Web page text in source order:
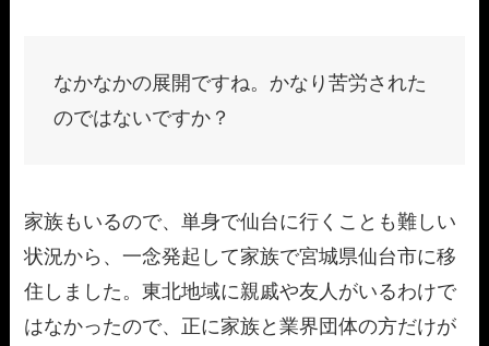
なかなかの展開ですね。かなり苦労された
のではないですか？
家族もいるので、単身で仙台に行くことも難しい
状況から、一念発起して家族で宮城県仙台市に移
住しました。東北地域に親戚や友人がいるわけで
はなかったので、正に家族と業界団体の方だけが